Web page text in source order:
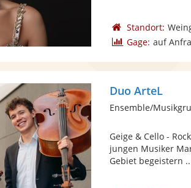
Standort:
Gage: auf
Duo ArteL
Ensemble/
Geige & Cello -
jungen Musiker
Gebiet begeistern